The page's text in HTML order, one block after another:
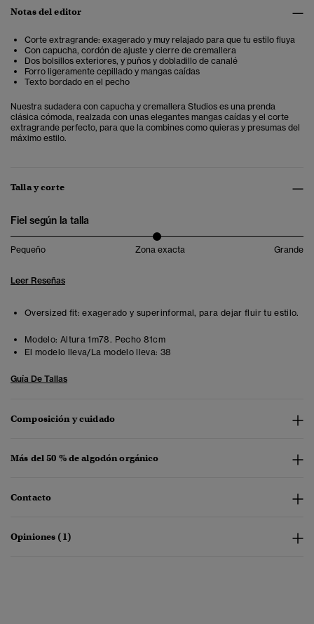
Notas del editor
Corte extragrande: exagerado y muy relajado para que tu estilo fluya
Con capucha, cordón de ajuste y cierre de cremallera
Dos bolsillos exteriores, y puños y dobladillo de canalé
Forro ligeramente cepillado y mangas caídas
Texto bordado en el pecho
Nuestra sudadera con capucha y cremallera Studios es una prenda
clásica cómoda, realzada con unas elegantes mangas caídas y el corte
extragrande perfecto, para que la combines como quieras y presumas del
máximo estilo.
Talla y corte
Fiel según la talla
Pequeño Zona exacta Grande
Leer Reseñas
Oversized fit: exagerado y superinformal, para dejar fluir tu estilo.
Modelo: Altura 1m78. Pecho 81cm
El modelo lleva/La modelo lleva: 38
Guía De Tallas
Composición y cuidado
Más del 50 % de algodón orgánico
Contacto
Opiniones (1)